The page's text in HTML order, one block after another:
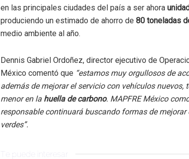
en las principales ciudades del país a ser ahora
produciendo un estimado de ahorro de 80 toneladas
medio ambiente al año.
Dennis Gabriel Ordoñez, director ejecutivo de
México comentó que “estamos muy orgullosos de
además de mejorar el servicio con vehículos nuevos,
menor en la huella de carbono. MAPFRE México
responsable continuará buscando formas de
verdes”.
Te puede interesar